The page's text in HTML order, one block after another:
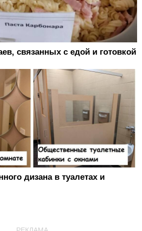
связанных с едой и готовкой
дизана в туалетах и